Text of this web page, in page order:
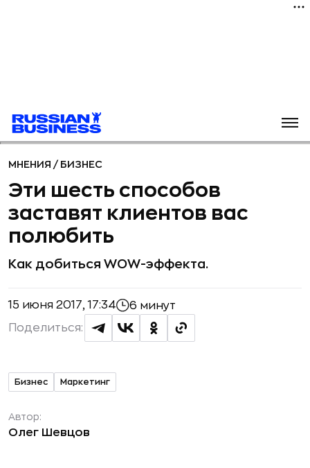
МНЕНИЯ / БИЗНЕС
Эти шесть способов
заставят клиентов вас
полюбить
Как добиться WOW-эффекта.
15 июня 2017, 17:34 6 минут
Поделиться:
Бизнес Маркетинг
Автор:
Олег Шевцов